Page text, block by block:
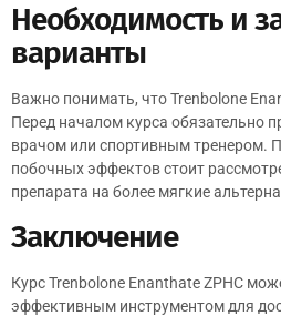
Необходимость и
варианты
Важно понимать, что Trenbolone
Перед началом курса обязательно
врачом или спортивным тренером.
побочных эффектов стоит
препарата на более мягкие
Заключение
Курс Trenbolone Enanthate ZPHC
эффективным инструментом для